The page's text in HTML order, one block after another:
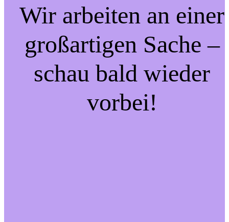
Wir arbeiten an einer
großartigen Sache –
schau bald wieder
vorbei!